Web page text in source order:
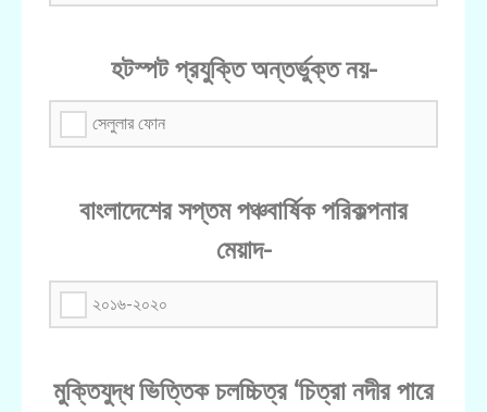
হটস্পট প্রযুক্তি অন্তর্ভুক্ত নয়-
সেলুলার ফোন
বাংলাদেশের সপ্তম পঞ্চবার্ষিক পরিকল্পনার
মেয়াদ-
২০১৬-২০২০
মুক্তিযুদ্ধ ভিত্তিক চলচ্চিত্র ‘চিত্রা নদীর পারে